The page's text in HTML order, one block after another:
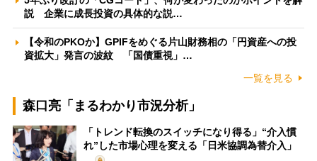
説 企業に成長投資の具体的な説…
【令和のPKOか】GPIFをめぐる片山財務相の「円資産への投
資拡大」発言の波紋 「国債重視」…
一覧を見る
森口亮「まるわかり市況分析」
「トレンド転換のスイッチになり得る」“介入慣
れ”した市場心理を変える「日米協調為替介入」